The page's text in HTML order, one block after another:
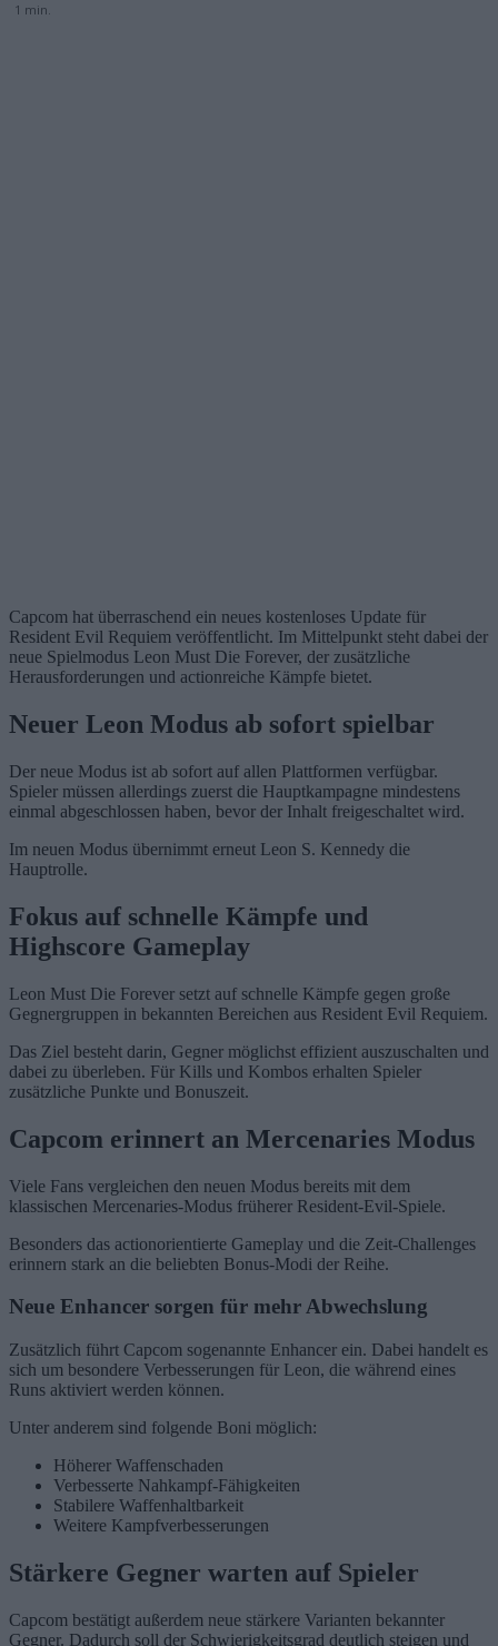
1 min.
Capcom hat überraschend ein neues kostenloses Update für
Resident Evil Requiem veröffentlicht. Im Mittelpunkt steht dabei der
neue Spielmodus Leon Must Die Forever, der zusätzliche
Herausforderungen und actionreiche Kämpfe bietet.
Neuer Leon Modus ab sofort spielbar
Der neue Modus ist ab sofort auf allen Plattformen verfügbar.
Spieler müssen allerdings zuerst die Hauptkampagne mindestens
einmal abgeschlossen haben, bevor der Inhalt freigeschaltet wird.
Im neuen Modus übernimmt erneut Leon S. Kennedy die
Hauptrolle.
Fokus auf schnelle Kämpfe und
Highscore Gameplay
Leon Must Die Forever setzt auf schnelle Kämpfe gegen große
Gegnergruppen in bekannten Bereichen aus Resident Evil Requiem.
Das Ziel besteht darin, Gegner möglichst effizient auszuschalten und
dabei zu überleben. Für Kills und Kombos erhalten Spieler
zusätzliche Punkte und Bonuszeit.
Capcom erinnert an Mercenaries Modus
Viele Fans vergleichen den neuen Modus bereits mit dem
klassischen Mercenaries-Modus früherer Resident-Evil-Spiele.
Besonders das actionorientierte Gameplay und die Zeit-Challenges
erinnern stark an die beliebten Bonus-Modi der Reihe.
Neue Enhancer sorgen für mehr Abwechslung
Zusätzlich führt Capcom sogenannte Enhancer ein. Dabei handelt es
sich um besondere Verbesserungen für Leon, die während eines
Runs aktiviert werden können.
Unter anderem sind folgende Boni möglich:
Höherer Waffenschaden
Verbesserte Nahkampf-Fähigkeiten
Stabilere Waffenhaltbarkeit
Weitere Kampfverbesserungen
Stärkere Gegner warten auf Spieler
Capcom bestätigt außerdem neue stärkere Varianten bekannter
Gegner. Dadurch soll der Schwierigkeitsgrad deutlich steigen und